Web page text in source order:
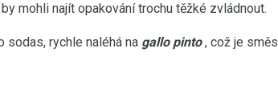
mohli najít opakování trochu těžké zvládnout.
sodas, rychle naléhá na gallo pinto, což je směs